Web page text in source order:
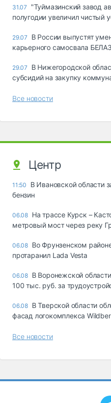
31.07
"Туймазинский завод
полугодии увеличил чистый
29.07
В России выпустят
карьерного самосвала
29.07
В Нижегородской
субсидий на закупку
Все новости
Центр
11:50
В Ивановской области
бензин
06.08 На трассе Курск –
метровый мост через реку
06.08 Во Фрунзенском
протаранил Lada Vesta
06.08 В Воронежской
100 тыс. руб. за
06.08 В Тверской области
фасад логокомплекса
Все новости